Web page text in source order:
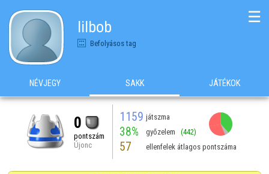
lilbob
Befolyásos tag
☰
NÉVJEGY SAKK JÁTÉKOK
0
pontszám
Újonc
1159 játszma
38% győzelem (442)
57 ellenfelek átlagos pontszáma